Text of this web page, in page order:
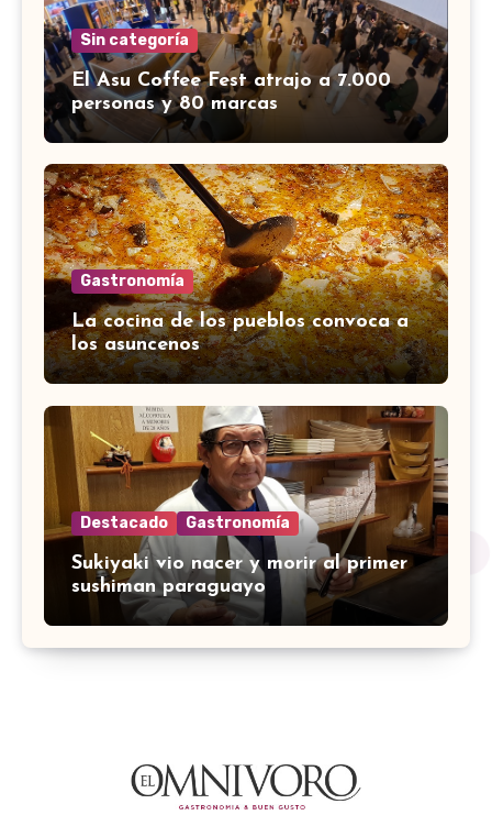
Sin categoría
El Asu Coffee Fest atrajo a 7.000
personas y 80 marcas
Gastronomía
La cocina de los pueblos convoca a
los asuncenos
Destacado Gastronomía
Sukiyaki vio nacer y morir al primer
sushiman paraguayo